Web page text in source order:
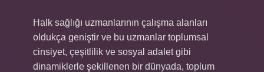
Halk sağlığı uzmanlarının çalışma alanları
oldukça geniştir ve bu uzmanlar toplumsal
cinsiyet, çeşitlilik ve sosyal adalet gibi
dinamiklerle şekillenen bir dünyada, toplum